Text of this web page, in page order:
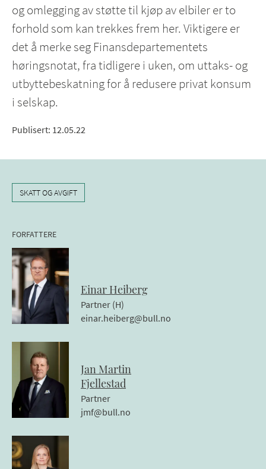
og omlegging av støtte til kjøp av elbiler er to
forhold som kan trekkes frem her. Viktigere er
det å merke seg Finansdepartementets
høringsnotat, fra tidligere i uken, om uttaks- og
utbyttebeskatning for å redusere privat konsum
i selskap.
Publisert: 12.05.22
SKATT OG AVGIFT
FORFATTERE
Einar Heiberg
Partner (H)
einar.heiberg@bull.no
Jan Martin
Fjellestad
Partner
jmf@bull.no